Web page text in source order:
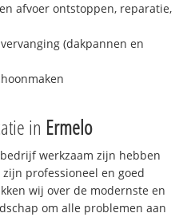
afvoer ontstoppen, reparatie,
(dakpannen en
in Ermelo
werkzaam zijn hebben
professioneel en goed
wij over de modernste en
om alle problemen aan